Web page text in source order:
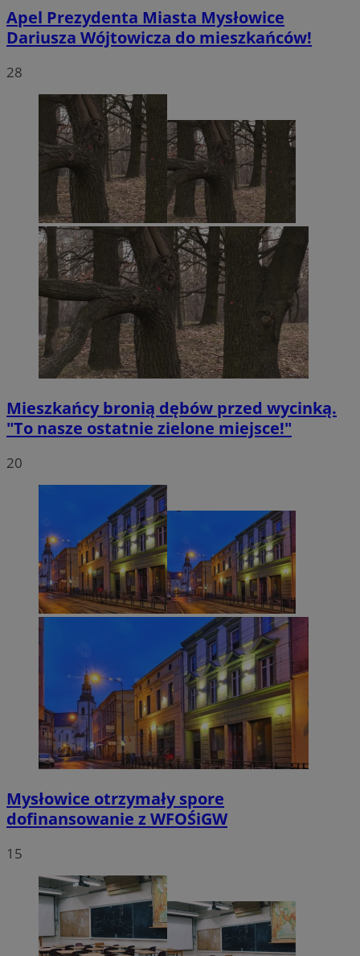
Apel Prezydenta Miasta Mysłowice
Dariusza Wójtowicza do mieszkańców!
28
Mieszkańcy bronią dębów przed wycinką.
"To nasze ostatnie zielone miejsce!"
20
Mysłowice otrzymały spore
dofinansowanie z WFOŚiGW
15